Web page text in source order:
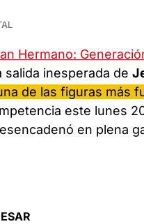
Hermano:
salida inesperada de
de las figuras más
este lunes
en plena